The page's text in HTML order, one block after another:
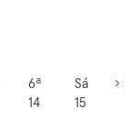
6ª
14
Sá
15